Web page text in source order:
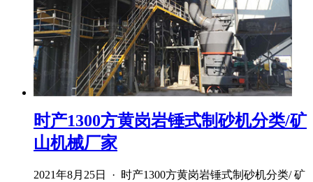
时产1300方黄岗岩锤式制砂机分类/矿
山机械厂家
2021年8月25日 · 时产1300方黄岗岩锤式制砂机分类/ 矿